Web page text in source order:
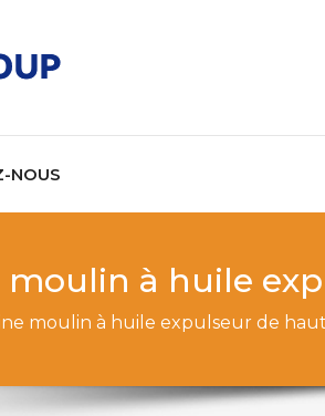
NOUS
à huile
moulin à huile expulseur de